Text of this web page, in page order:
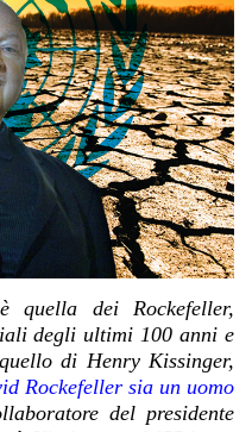
quella dei Rockefeller,
degli ultimi 100 anni e
di Henry Kissinger,
Rockefeller sia un uomo
del presidente